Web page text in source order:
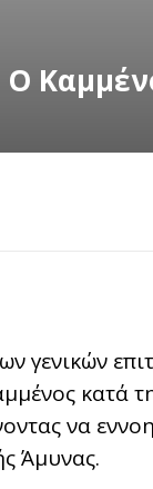
Ο
γενικών
κατά
να
Άμυνας.